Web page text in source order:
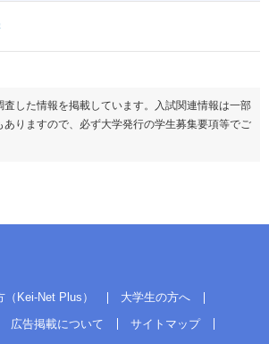
した情報を掲載しています。入試関連情報は一部
りますので、必ず大学発行の学生募集要項等でご
Kei-Net Plus）
大学生の方へ
広告掲載について
サイトマップ